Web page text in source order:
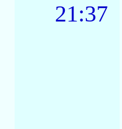
21:37